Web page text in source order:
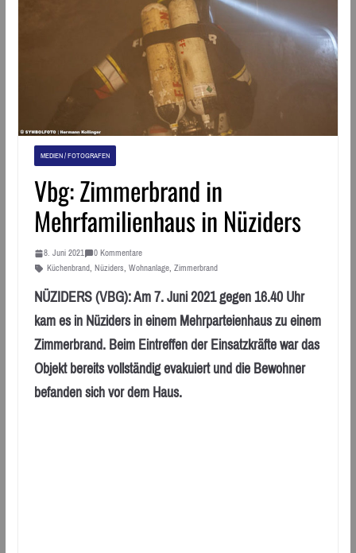
MEDIEN / FOTOGRAFEN
Vbg: Zimmerbrand in
Mehrfamilienhaus in Nüziders
8. Juni 2021
0 Kommentare
Küchenbrand, Nüziders, Wohnanlage, Zimmerbrand
NÜZIDERS (VBG): Am 7. Juni 2021 gegen 16.40 Uhr
kam es in Nüziders in einem Mehrparteienhaus zu einem
Zimmerbrand. Beim Eintreffen der Einsatzkräfte war das
Objekt bereits vollständig evakuiert und die Bewohner
befanden sich vor dem Haus.